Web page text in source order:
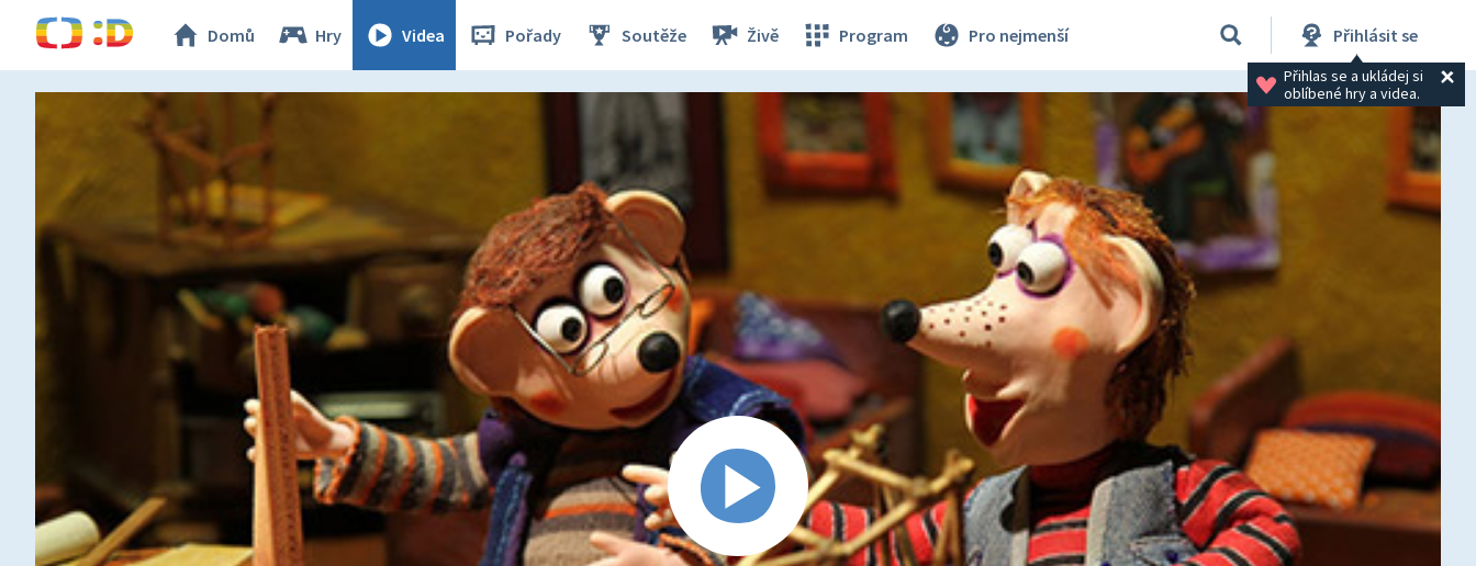
Domů Hry Videa Pořady Soutěže Živě Program Pro nejmenší Přihlásit se
Přihlas se a ukládej si
oblíbené hry a videa.